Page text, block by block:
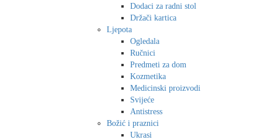
Dodaci za radni stol
Držači kartica
Ljepota
Ogledala
Ručnici
Predmeti za dom
Kozmetika
Medicinski proizvodi
Svijeće
Antistress
Božić i praznici
Ukrasi